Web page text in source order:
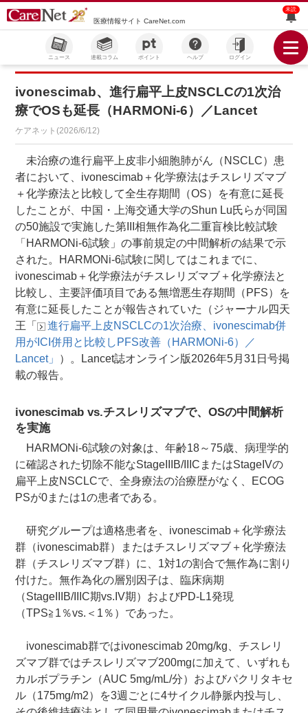
医療情報サイト CareNet.com
未読
ニュース 連載コラム ポイント ヘルプ ログイン
ivonescimab、進行扁平上皮NSCLCの1次治
療でOSも延長（HARMONi-6）／Lancet
ケアネット(2026/6/12)
未治療の進行扁平上皮非小細胞肺がん（NSCLC）患
者において、ivonescimab＋化学療法はチスレリズマブ
＋化学療法と比較して全生存期間（OS）を有意に延長
したことが、中国・上海交通大学のShun Lu氏らが同国
の50施設で実施した第III相無作為化二重盲検比較試験
「HARMONi-6試験」の事前規定の中間解析の結果で示
された。HARMONi-6試験に関してはこれまでに、
ivonescimab＋化学療法がチスレリズマブ＋化学療法と
比較し、主要評価項目である無増悪生存期間（PFS）を
有意に延長したことが報告されていた（ジャーナル四天
王「
進行扁平上皮NSCLCの1次治療、ivonescimab併
用がICI併用と比較しPFS改善（HARMONi-6）／
Lancet」
）。Lancet誌オンライン版2026年5月31日号掲
載の報告。
ivonescimab vs.チスレリズマブで、OSの中間解析
を実施
HARMONi-6試験の対象は、年齢18～75歳、病理学的
に確認された切除不能なStageIIIB/IIICまたはStageIVの
扁平上皮NSCLCで、全身療法の治療歴がなく、ECOG
PSが0または1の患者である。
研究グループは適格患者を、ivonescimab＋化学療法
群（ivonescimab群）またはチスレリズマブ＋化学療法
群（チスレリズマブ群）に、1対1の割合で無作為に割り
付けた。無作為化の層別因子は、臨床病期
（StageIIIB/IIIC期vs.IV期）およびPD-L1発現
（TPS≧1％vs.＜1％）であった。
ivonescimab群ではivonescimab 20mg/kg、チスレリ
ズマブ群ではチスレリズマブ200mgに加えて、いずれも
カルボプラチン（AUC 5mg/mL/分）およびパクリタキセ
ル（175mg/m2）を3週ごとに4サイクル静脈内投与し、